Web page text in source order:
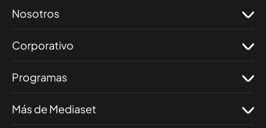
Nosotros
Corporativo
Programas
Más de Mediaset